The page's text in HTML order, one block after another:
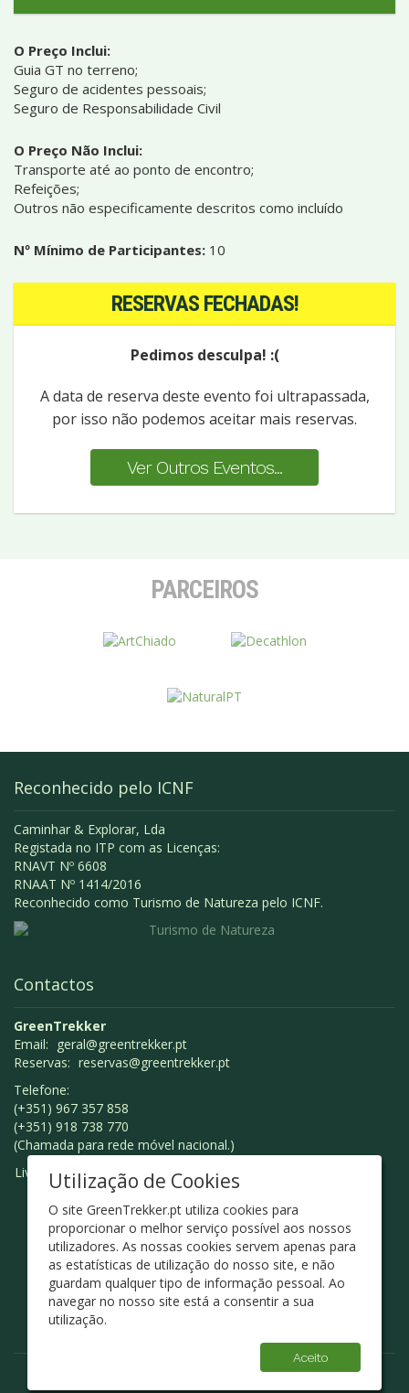
O Preço Inclui:
Guia GT no terreno;
Seguro de acidentes pessoais;
Seguro de Responsabilidade Civil
O Preço Não Inclui:
Transporte até ao ponto de encontro;
Refeições;
Outros não especificamente descritos como incluído
Nº Mínimo de Participantes: 10
RESERVAS FECHADAS!
Pedimos desculpa! :(
A data de reserva deste evento foi ultrapassada,
por isso não podemos aceitar mais reservas.
Ver Outros Eventos...
PARCEIROS
Reconhecido pelo ICNF
Caminhar & Explorar, Lda
Registada no ITP com as Licenças:
RNAVT Nº 6608
RNAAT Nº 1414/2016
Reconhecido como Turismo de Natureza pelo ICNF.
Contactos
GreenTrekker
Email: geral@greentrekker.pt
Reservas: reservas@greentrekker.pt
Telefone:
(+351) 967 357 858
(+351) 918 738 770
(Chamada para rede móvel nacional.)
Livro de Reclamações
Utilização de Cookies
O site GreenTrekker.pt utiliza cookies para
proporcionar o melhor serviço possível aos nossos
utilizadores. As nossas cookies servem apenas para
as estatísticas de utilização do nosso site, e não
guardam qualquer tipo de informação pessoal. Ao
navegar no nosso site está a consentir a sua
utilização.
Aceito